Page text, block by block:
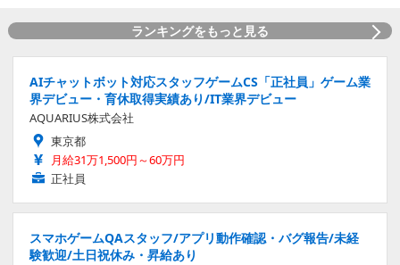
ランキングをもっと見る
AIチャットボット対応スタッフゲームCS「正社員」ゲーム業
界デビュー・育休取得実績あり/IT業界デビュー
AQUARIUS株式会社
東京都
月給31万1,500円～60万円
正社員
スマホゲームQAスタッフ/アプリ動作確認・バグ報告/未経
験歓迎/土日祝休み・昇給あり